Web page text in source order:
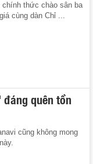
chính thức chào sân ba
cùng dàn Chỉ ...
quên tồn
cũng không mong